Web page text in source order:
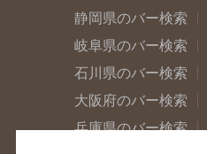
静岡県のバー検索
岐阜県のバー検索
石川県のバー検索
大阪府のバー検索
兵庫県のバー検索